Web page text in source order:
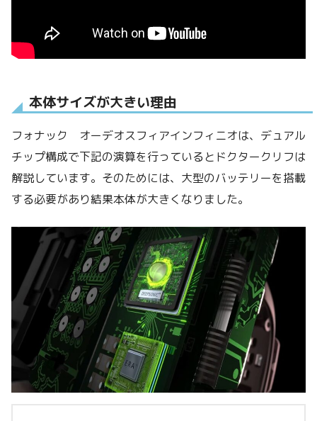
本体サイズが大きい理由
フォナック オーデオスフィアインフィニオは、デュアル
チップ構成で下記の演算を行っているとドクタークリフは
解説しています。そのためには、大型のバッテリーを搭載
する必要があり結果本体が大きくなりました。